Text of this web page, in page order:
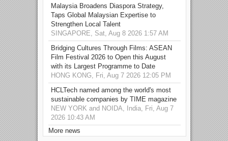
Malaysia Broadens Diaspora Strategy,
Taps Global Malaysian Expertise to
Strengthen Local Talent
SINGAPORE, Sat, Aug 8 2026 1:57 AM
Bridging Cultures Through Films: ASEAN
Film Festival 2026 to Open this August
with its Largest Programme to Date
HONG KONG, Fri, Aug 7 2026 12:05 PM
HCLTech named among the world's most
sustainable companies by TIME magazine
NEW YORK and NOIDA, India, Fri, Aug 7
2026 10:43 AM
More news